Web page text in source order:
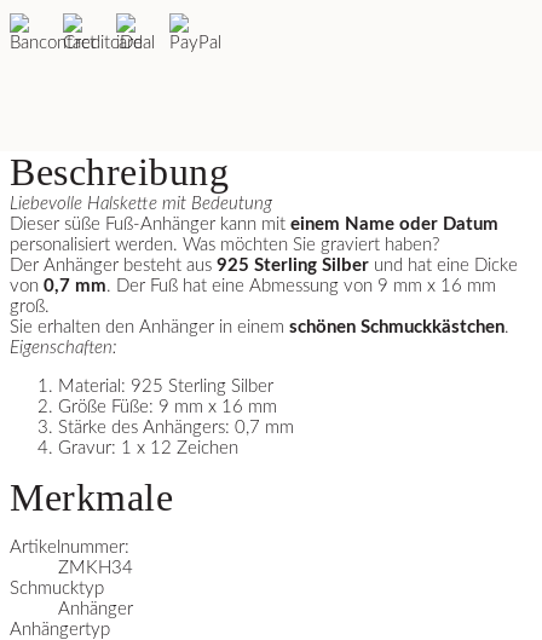
Beschreibung
Liebevolle Halskette mit Bedeutung
Dieser süße Fuß-Anhänger kann mit einem Name oder Datum
personalisiert werden. Was möchten Sie graviert haben?
Der Anhänger besteht aus 925 Sterling Silber und hat eine Dicke
von 0,7 mm. Der Fuß hat eine Abmessung von 9 mm x 16 mm
groß.
Sie erhalten den Anhänger in einem schönen Schmuckkästchen.
Eigenschaften:
Material: 925 Sterling Silber
Größe Füße: 9 mm x 16 mm
Stärke des Anhängers: 0,7 mm
Gravur: 1 x 12 Zeichen
Merkmale
Artikelnummer:
ZMKH34
Schmucktyp
Anhänger
Anhängertyp